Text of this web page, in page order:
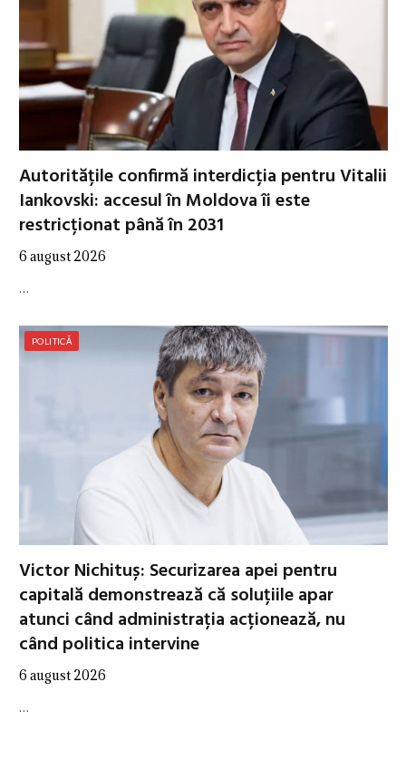
Autoritățile confirmă interdicția pentru Vitalii
Iankovski: accesul în Moldova îi este
restricționat până în 2031
6 august 2026
…
POLITICĂ
Victor Nichituș: Securizarea apei pentru
capitală demonstrează că soluțiile apar
atunci când administrația acționează, nu
când politica intervine
6 august 2026
…